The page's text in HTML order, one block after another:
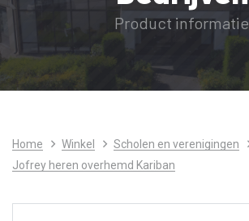
Product informatie
Home Winkel
Scholen en verenigingen
Jofrey heren overhemd Kariban